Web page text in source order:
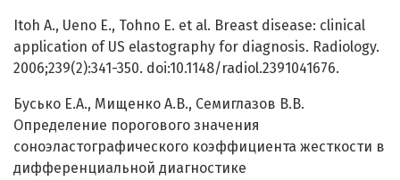
Itoh A., Ueno E., Tohno E. et al. Breast disease: clinical
application of US elastography for diagnosis. Radiology.
2006;239(2):341-350. doi:10.1148/radiol.2391041676.
Бусько Е.А., Мищенко А.В., Семиглазов В.В.
Определение порогового значения
соноэластографического коэффициента жесткости в
дифференциальной диагностике